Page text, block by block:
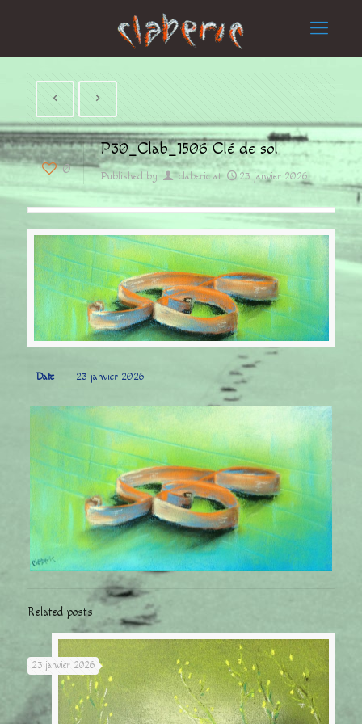
0
P30_Clab_1506 Clé de sol
Published by claberic at 23 janvier 2026
Date 23 janvier 2026
Related posts
23 janvier 2026